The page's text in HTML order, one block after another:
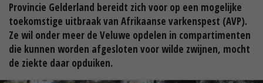
Provincie Gelderland bereidt zich voor op een mogelijke
toekomstige uitbraak van Afrikaanse varkenspest (AVP).
Ze wil onder meer de Veluwe opdelen in compartimenten
die kunnen worden afgesloten voor wilde zwijnen, mocht
de ziekte daar opduiken.